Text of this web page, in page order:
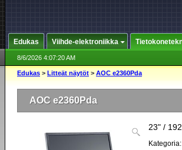
Edukas Viihde-elektroniikka
8/6/2026 4:07:20 AM
Edukas > Litteät näytöt > AOC e2360Pda
AOC e2360Pda
23" /
Kategoria: